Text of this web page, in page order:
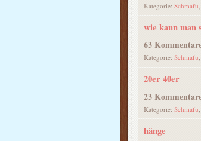
Kategorie: Schmafu
wie kann man
63
Kategorie: Schmafu
20er 40er
23
Kategorie: Schmafu
hänge